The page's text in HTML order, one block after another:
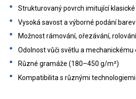
Strukturovaný povrch imitující
Vysoká savost a výborné podání barev
Možnost rámování, ořezávání, rolování
Odolnost vůči světlu a mechanickému
Různé gramáže (180–450 g/m²)
Kompatibilita s různými